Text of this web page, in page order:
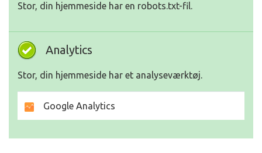
Stor, din hjemmeside har en robots.txt-fil.
Analytics
Stor, din hjemmeside har et analyseværktøj.
Google Analytics